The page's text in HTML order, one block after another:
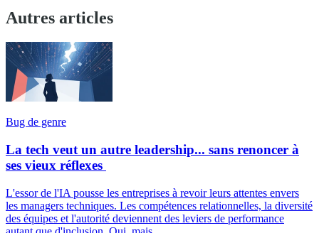
Autres articles
Bug de genre
La tech veut un autre leadership... sans renoncer à
ses vieux réflexes
L'essor de l'IA pousse les entreprises à revoir leurs attentes envers
les managers techniques. Les compétences relationnelles, la diversité
des équipes et l'autorité deviennent des leviers de performance